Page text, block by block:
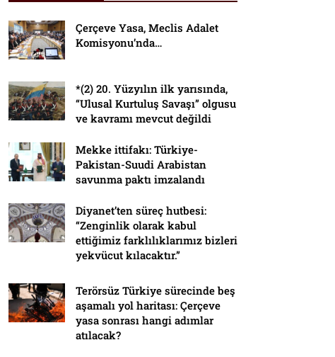
Çerçeve Yasa, Meclis Adalet
Komisyonu’nda…
*(2) 20. Yüzyılın ilk yarısında,
“Ulusal Kurtuluş Savaşı” olgusu
ve kavramı mevcut değildi
Mekke ittifakı: Türkiye-
Pakistan-Suudi Arabistan
savunma paktı imzalandı
Diyanet’ten süreç hutbesi:
“Zenginlik olarak kabul
ettiğimiz farklılıklarımız bizleri
yekvücut kılacaktır.”
Terörsüz Türkiye sürecinde beş
aşamalı yol haritası: Çerçeve
yasa sonrası hangi adımlar
atılacak?